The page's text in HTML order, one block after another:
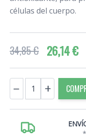
células del cuerpo.
34,85 € 26,14 €
Cantidad
− +